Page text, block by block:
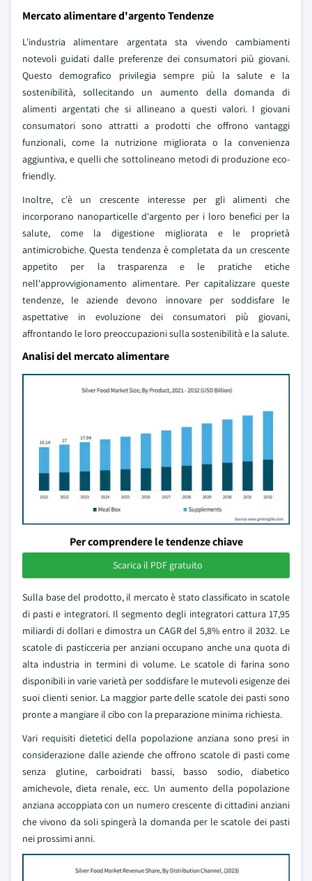
Mercato alimentare d'argento Tendenze
L'industria alimentare argentata sta vivendo cambiamenti
notevoli guidati dalle preferenze dei consumatori più giovani.
Questo demografico privilegia sempre più la salute e la
sostenibilità, sollecitando un aumento della domanda di
alimenti argentati che si allineano a questi valori. I giovani
consumatori sono attratti a prodotti che offrono vantaggi
funzionali, come la nutrizione migliorata o la convenienza
aggiuntiva, e quelli che sottolineano metodi di produzione eco-
friendly.
Inoltre, c'è un crescente interesse per gli alimenti che
incorporano nanoparticelle d'argento per i loro benefici per la
salute, come la digestione migliorata e le proprietà
antimicrobiche. Questa tendenza è completata da un crescente
appetito per la trasparenza e le pratiche etiche
nell'approvvigionamento alimentare. Per capitalizzare queste
tendenze, le aziende devono innovare per soddisfare le
aspettative in evoluzione dei consumatori più giovani,
affrontando le loro preoccupazioni sulla sostenibilità e la salute.
Analisi del mercato alimentare
Per comprendere le tendenze chiave
Scarica il PDF gratuito
Sulla base del prodotto, il mercato è stato classificato in scatole
di pasti e integratori. Il segmento degli integratori cattura 17,95
miliardi di dollari e dimostra un CAGR del 5,8% entro il 2032. Le
scatole di pasticceria per anziani occupano anche una quota di
alta industria in termini di volume. Le scatole di farina sono
disponibili in varie varietà per soddisfare le mutevoli esigenze dei
suoi clienti senior. La maggior parte delle scatole dei pasti sono
pronte a mangiare il cibo con la preparazione minima richiesta.
Vari requisiti dietetici della popolazione anziana sono presi in
considerazione dalle aziende che offrono scatole di pasti come
senza glutine, carboidrati bassi, basso sodio, diabetico
amichevole, dieta renale, ecc. Un aumento della popolazione
anziana accoppiata con un numero crescente di cittadini anziani
che vivono da soli spingerà la domanda per le scatole dei pasti
nei prossimi anni.